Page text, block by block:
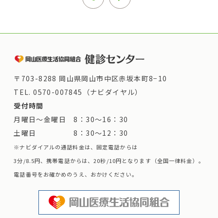
〒703-8288 岡山県岡山市中区赤坂本町8−10
TEL.0570-007845（ナビダイヤル）
受付時間
月曜日～金曜日 8：30～16：30
土曜日 8：30～12：30
※ナビダイアルの通話料金は、固定電話からは
3分/8.5円、携帯電話からは、20秒/10円となります（全国一律料金）。
電話番号をお確かめのうえ、おかけください。